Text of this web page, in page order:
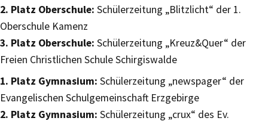
2. Platz Oberschule: Schülerzeitung „Blitzlicht“ der 1.
Oberschule Kamenz
3. Platz Oberschule: Schülerzeitung „Kreuz&Quer“ der
Freien Christlichen Schule Schirgiswalde
1. Platz Gymnasium: Schülerzeitung „newspager“ der
Evangelischen Schulgemeinschaft Erzgebirge
2. Platz Gymnasium: Schülerzeitung „crux“ des Ev.